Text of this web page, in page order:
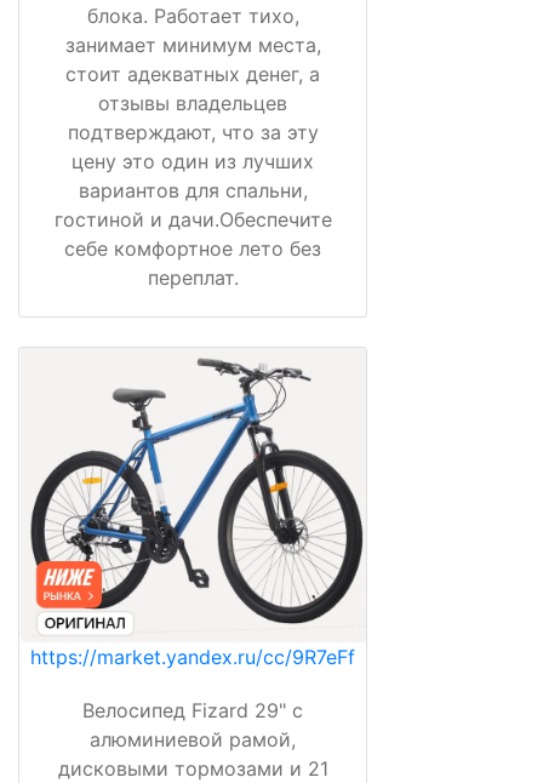
блока. Работает тихо,
занимает минимум места,
стоит адекватных денег, а
отзывы владельцев
подтверждают, что за эту
цену это один из лучших
вариантов для спальни,
гостиной и дачи.Обеспечите
себе комфортное лето без
переплат.
https://market.yandex.ru/cc/9R7eFf
Велосипед Fizard 29" с
алюминиевой рамой,
дисковыми тормозами и 21